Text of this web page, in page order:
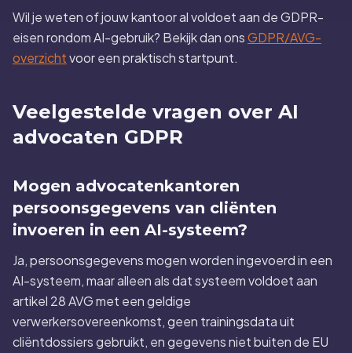
Wil je weten of jouw kantoor al voldoet aan de GDPR-
eisen rondom AI-gebruik? Bekijk dan onsGDPR/AVG-
overzichtvoor een praktisch startpunt.
Veelgestelde vragen over AI
advocaten GDPR
Mogen advocatenkantoren
persoonsgegevens van cliënten
invoeren in een AI-systeem?
Ja, persoonsgegevens mogen worden ingevoerd in een
AI-systeem, maar alleen als dat systeem voldoet aan
artikel 28 AVG met een geldige
verwerkersovereenkomst, geen trainingsdata uit
cliëntdossiers gebruikt, en gegevens niet buiten de EU